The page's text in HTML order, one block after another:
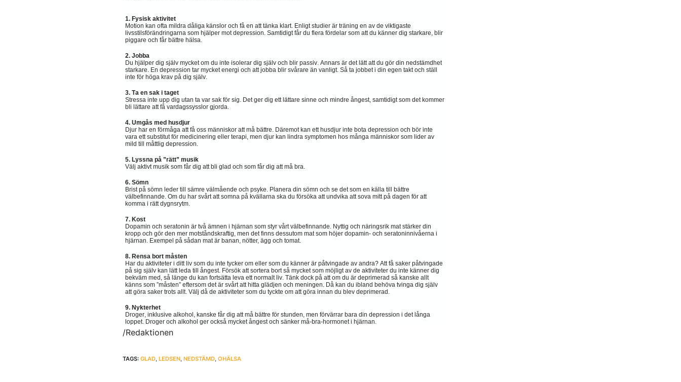
1. Fysisk aktivitet
Motion kan ofta mildra dåliga känslor och få en att tänka klart. Enligt studier är träning en av de viktigaste
livsstilsförändringarna som hjälper mot depression. Samtidigt får du flera fördelar som att du känner dig starkare, blir
piggare och får bättre hälsa.
2. Jobba
Du hjälper dig själv mycket om du inte isolerar dig själv och blir passiv. Annars är det lätt att du gör din nedstämdhet
starkare. En depression tar mycket energi och att jobba blir svårare än vanligt. Så ta jobbet i din egen takt och ställ
inte för höga krav på dig själv.
3. Ta en sak i taget
Stressa inte upp dig utan ta var sak för sig. Det ger dig ett lättare sinne och mindre ångest, samtidigt som det kommer
bli lättare att få vardagssysslor gjorda.
4. Umgås med husdjur
Djur har en förmåga att få oss människor att må bättre. Däremot kan ett husdjur inte bota depression och bör inte
vara ett substitut för medicinering eller terapi, men djur kan lindra symptomen hos många människor som lider av
mild till måttlig depression.
5. Lyssna på ”rätt” musik
Välj aktivt musik som får dig att bli glad och som får dig att må bra.
6. Sömn
Brist på sömn leder till sämre välmående och psyke. Planera din sömn och se det som en källa till bättre
välbefinnande. Om du har svårt att somna på kvällarna ska du försöka att undvika att sova mitt på dagen för att
komma i rätt dygnsrytm.
7. Kost
Dopamin och seratonin är två ämnen i hjärnan som styr vårt välbefinnande. Nyttig och näringsrik mat stärker din
kropp och gör den mer motståndskraftig, men det finns dessutom mat som höjer dopamin- och seratoninnivåerna i
hjärnan. Exempel på sådan mat är banan, nötter, ägg och tomat.
8. Rensa bort måsten
Har du aktiviteter i ditt liv som du inte tycker om eller som du känner är påtvingade av andra? Att få saker påtvingade
på sig själv kan lätt leda till ångest. Försök att sortera bort så mycket som möjligt av de aktiviteter du inte känner dig
bekväm med, så länge du kan fortsätta leva ett normalt liv. Tänk dock på att om du är deprimerad så kanske allt
känns som ”måsten” eftersom det är svårt att hitta glädjen och meningen. Då kan du ibland behöva tvinga dig själv
att göra saker trots allt. Välj då de aktiviteter som du tyckte om att göra innan du blev deprimerad.
9. Nykterhet
Droger, inklusive alkohol, kanske får dig att må bättre för stunden, men förvärrar bara din depression i det långa
loppet. Droger och alkohol ger också mycket ångest och sänker må-bra-hormonet i hjärnan.
/Redaktionen
TAGS: GLAD, LEDSEN, NEDSTÄMD, OHÄLSA